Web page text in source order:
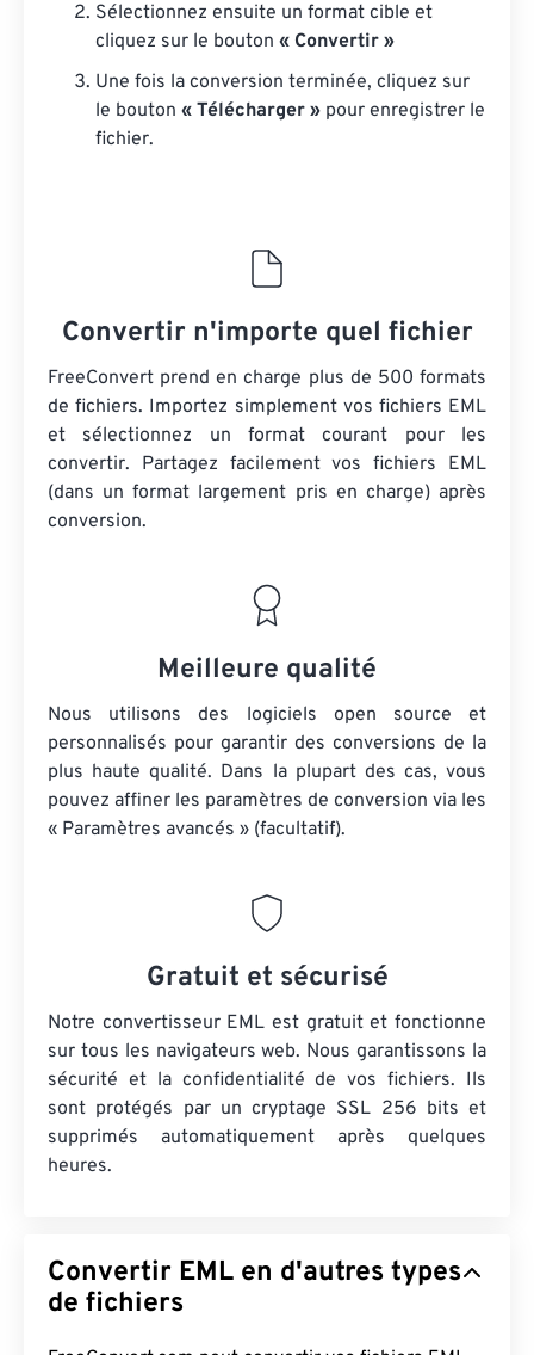
Sélectionnez ensuite un format cible et
cliquez sur le bouton « Convertir »
Une fois la conversion terminée, cliquez sur
le bouton « Télécharger » pour enregistrer le
fichier.
Convertir n'importe quel fichier
FreeConvert prend en charge plus de 500 formats
de fichiers. Importez simplement vos fichiers EML
et sélectionnez un format courant pour les
convertir. Partagez facilement vos fichiers EML
(dans un format largement pris en charge) après
conversion.
Meilleure qualité
Nous utilisons des logiciels open source et
personnalisés pour garantir des conversions de la
plus haute qualité. Dans la plupart des cas, vous
pouvez affiner les paramètres de conversion via les
« Paramètres avancés » (facultatif).
Gratuit et sécurisé
Notre convertisseur EML est gratuit et fonctionne
sur tous les navigateurs web. Nous garantissons la
sécurité et la confidentialité de vos fichiers. Ils
sont protégés par un cryptage SSL 256 bits et
supprimés automatiquement après quelques
heures.
Convertir EML en d'autres types
de fichiers